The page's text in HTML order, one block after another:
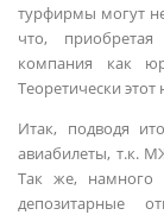
турфирмы могут
что, приобретая
компания как
Теоретически этот
Итак, подводя
авиабилеты, т.к.
Так же, намного
депозитарные